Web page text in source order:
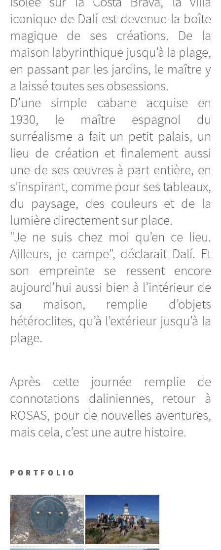
iconique de Dalí est devenue la boîte
magique de ses créations. De la
maison labyrinthique jusqu’à la plage,
en passant par les jardins, le maître y
a laissé toutes ses obsessions.
D’une simple cabane acquise en
1930, le maître espagnol du
surréalisme a fait un petit palais, un
lieu de création et finalement aussi
une de ses œuvres à part entière, en
s’inspirant, comme pour ses tableaux,
du paysage, des couleurs et de la
lumière directement sur place.
"Je ne suis chez moi qu’en ce lieu.
Ailleurs, je campe", déclarait Dalí. Et
son empreinte se ressent encore
aujourd’hui aussi bien à l’intérieur de
sa maison, remplie d’objets
hétéroclites, qu’à l’extérieur jusqu’à la
plage.
Après cette journée remplie de
connotations daliniennes, retour à
ROSAS, pour de nouvelles aventures,
mais cela, c’est une autre histoire.
PORTFOLIO